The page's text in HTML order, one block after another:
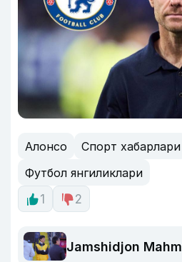
Алонсо
Спорт хабарлари
Футбол янгиликлари
1
2
Jamshidjon